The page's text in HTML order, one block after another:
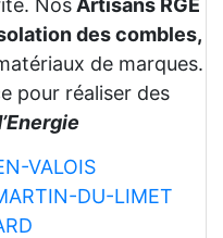
Nos Artisans RGE
des combles,
de marques.
pour réaliser des
VALOIS
DU-LIMET